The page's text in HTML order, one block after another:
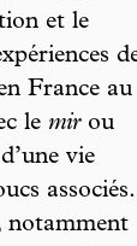
et le
France au
le mirou
vie
associés.
notamment